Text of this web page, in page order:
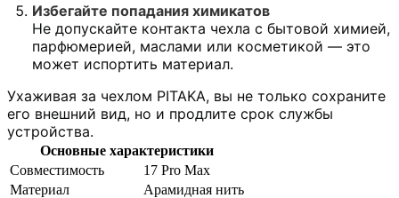
Избегайте попадания химикатов
Не допускайте контакта чехла с бытовой химией,
парфюмерией, маслами или косметикой — это
может испортить материал.
Ухаживая за чехлом PITAKA, вы не только сохраните
его внешний вид, но и продлите срок службы
устройства.
Основные характеристики
Совместимость
17 Pro Max
Материал
Арамидная нить